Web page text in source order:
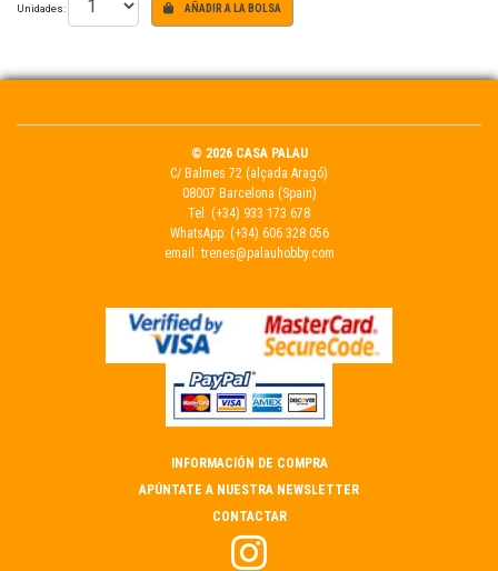
Unidades: AÑADIR A LA BOLSA
© 2026 CASA PALAU
C/ Balmes 72 (alçada Aragó)
08007 Barcelona (Spain)
Tel. (+34) 933 173 678
WhatsApp: (+34) 606 328 056
email: trenes@palauhobby.com
INFORMACIÓN DE COMPRA
APÚNTATE A NUESTRA NEWSLETTER
CONTACTAR